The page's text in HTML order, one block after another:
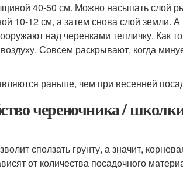
40-50 см. Можно насыпать слой
10-12 см, а затем снова слой земли.
над черенками тепличку. Как
Совсем раскрывают, когда
раньше, чем при весенней
череночника /
сползать грунту, а значит,
от количества посадочного